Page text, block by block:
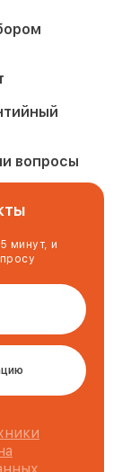
вопросы
минут, и